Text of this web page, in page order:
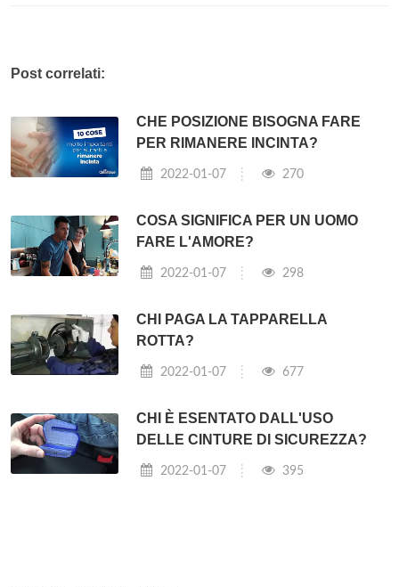
Post correlati:
CHE POSIZIONE BISOGNA FARE
PER RIMANERE INCINTA?
2022-01-07 270
COSA SIGNIFICA PER UN UOMO
FARE L'AMORE?
2022-01-07 298
CHI PAGA LA TAPPARELLA
ROTTA?
2022-01-07 677
CHI È ESENTATO DALL'USO
DELLE CINTURE DI SICUREZZA?
2022-01-07 395